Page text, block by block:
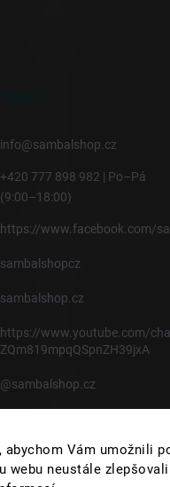
abychom Vám umožnili
webu neustále
info@sambalshop.cz
+420 777 898 982 | Po–Pá
(9:00–18:00)
https://www.facebook.com/
sambalshopcz
sambalshop.cz
https://www.youtube.com/
ZQm819mpqQSpnZH39jxA
@sambalshop.cz